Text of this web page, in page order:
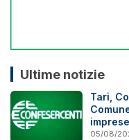
Ultime notizie
Tari,
05/08/